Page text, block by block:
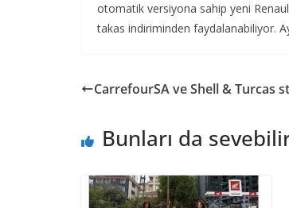
otomatik versiyona sahip yeni
takas indiriminden faydalanabiliyor.
CarrefourSA ve Shell & Turcas
Bunları da